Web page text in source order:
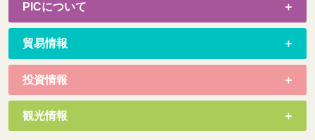
PICについて
貿易情報
投資情報
観光情報